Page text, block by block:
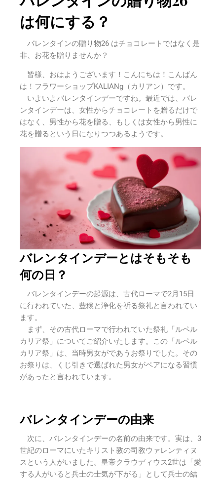
は何にする？
バレンタインの贈り物26 はチョコレートではなく是
非、お花を贈りませんか？
皆様、おはようございます！こんにちは！こんばん
は！フラワーショップKALIANg（カリアン）です。
いよいよバレンタインデーですね。最近では、バレ
ンタインデーは、女性からチョコレートを贈るだけで
はなく、男性から花を贈る、もしくは女性から男性に
花を贈るという日になりつつあるようです。
バレンタインデーとはそもそも
何の日？
バレンタインデーの起源は、古代ローマで2月15日
に行われていた、豊穣と浄化を祈る祭礼と言われてい
ます。
まず、その古代ローマで行われていた祭礼「ルペル
カリア祭」についてご紹介いたします。この「ルペル
カリア祭」は、当時男女がであうお祭りでした。その
お祭りは、くじ引きで選ばれた男女がペアになる習慣
があったと言われています。
バレンタインデーの由来
次に、バレンタインデーの名前の由来です。実は、3
世紀のローマにいたキリスト教の司教ウァレンティヌ
スという人がいました。皇帝クラウディウス2世は「愛
する人がいると兵士の士気が下がる」として兵士の結